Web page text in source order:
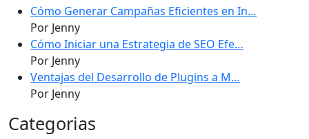
Cómo Generar Campañas Eficientes en In…
Por Jenny
Cómo Iniciar una Estrategia de SEO Efe…
Por Jenny
Ventajas del Desarrollo de Plugins a M…
Por Jenny
Categorias